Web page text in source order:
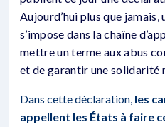
Aujourd’hui plus que
s’impose dans la chaîne
mettre un terme aux abus
et de garantir une solidarité
Dans cette déclaration, les
appellent les États à faire